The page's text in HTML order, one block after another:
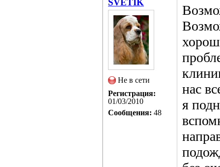
SVETIK
Не в сети
Регистрация:
01/03/2010
Сообщения: 48
нас
я